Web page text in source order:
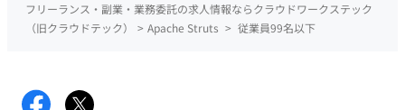
フリーランス・副業・業務委託の求人情報ならクラウドワークステック
（旧クラウドテック）
> Apache Struts > 従業員99名以下